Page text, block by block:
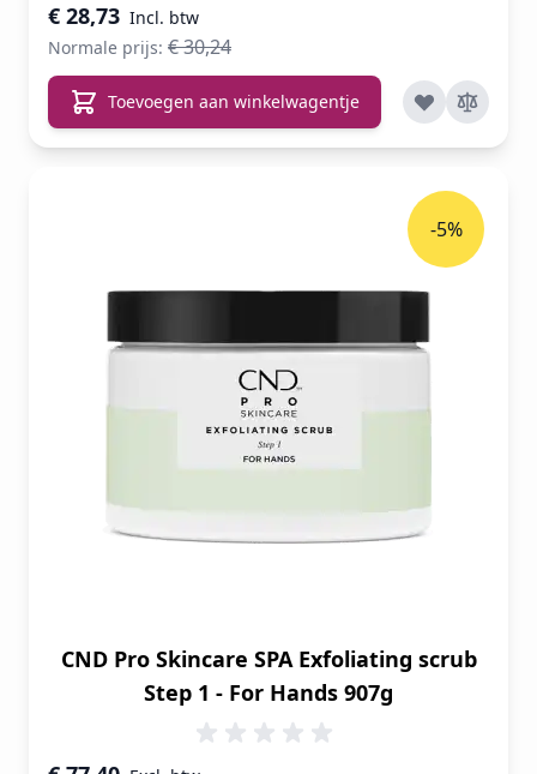
€ 28,73
Normale prijs: € 30,24
Toevoegen aan winkelwagentje
CND Pro Skincare SPA Exfoliating scrub
Step 1 - For Hands 907g
Speciale prijs
-5%